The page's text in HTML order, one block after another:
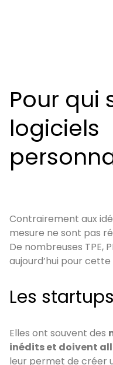
Pour qui
logiciels
Contrairement aux
mesure ne sont pas
De nombreuses TPE,
aujourd’hui pour cette
Les startups
Elles ont souvent des
inédits et doivent
leur permet de créer